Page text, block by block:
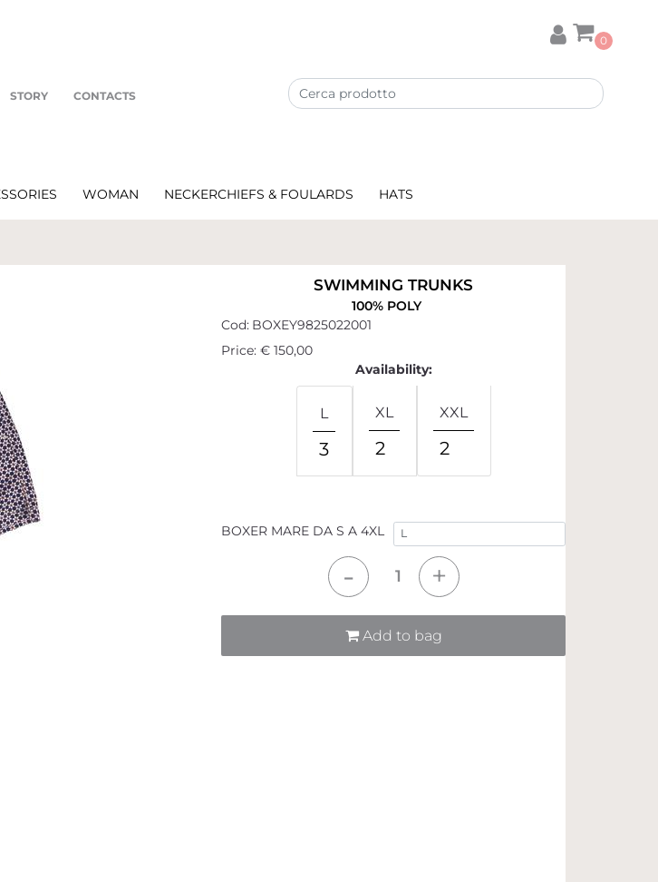
STORY CONTACTS
0
WOMAN NECKERCHIEFS & FOULARDS HATS
SWIMMING TRUNKS
100% POLY
Cod: BOXEY9825022001
Price: € 150,00
Availability:
L
3
XL
2
XXL
2
BOXER MARE DA S A 4XL
Add to bag